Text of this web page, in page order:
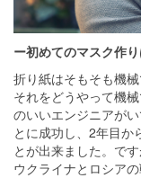
ー初めてのマスク作
折り紙はそもそも機
それをどうやって機
のいいエンジニアが
とに成功し、2年目か
とが出来ました。で
ウクライナとロシアの